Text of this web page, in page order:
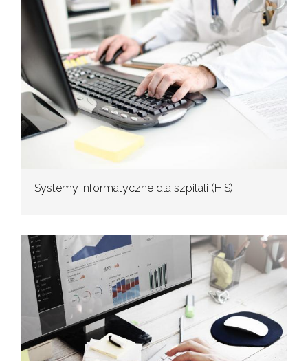
Systemy informatyczne dla szpitali (HIS)